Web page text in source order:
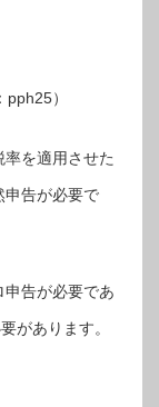
）
を適用させた
申告が必要で
申告が必要であ
があります。